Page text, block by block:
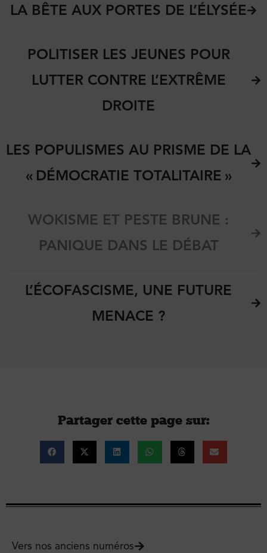
LA BÊTE AUX PORTES DE L’ÉLYSÉE
POLITISER LES JEUNES POUR
LUTTER CONTRE L’EXTRÊME
DROITE
LES POPULISMES AU PRISME DE LA
« DÉMOCRATIE TOTALITAIRE »
WOKISME ET PESTE BRUNE :
PANIQUE DANS LE DÉBAT
L’ÉCOFASCISME, UNE FUTURE
MENACE ?
Partager cette page sur :
Vers nos anciens numéros